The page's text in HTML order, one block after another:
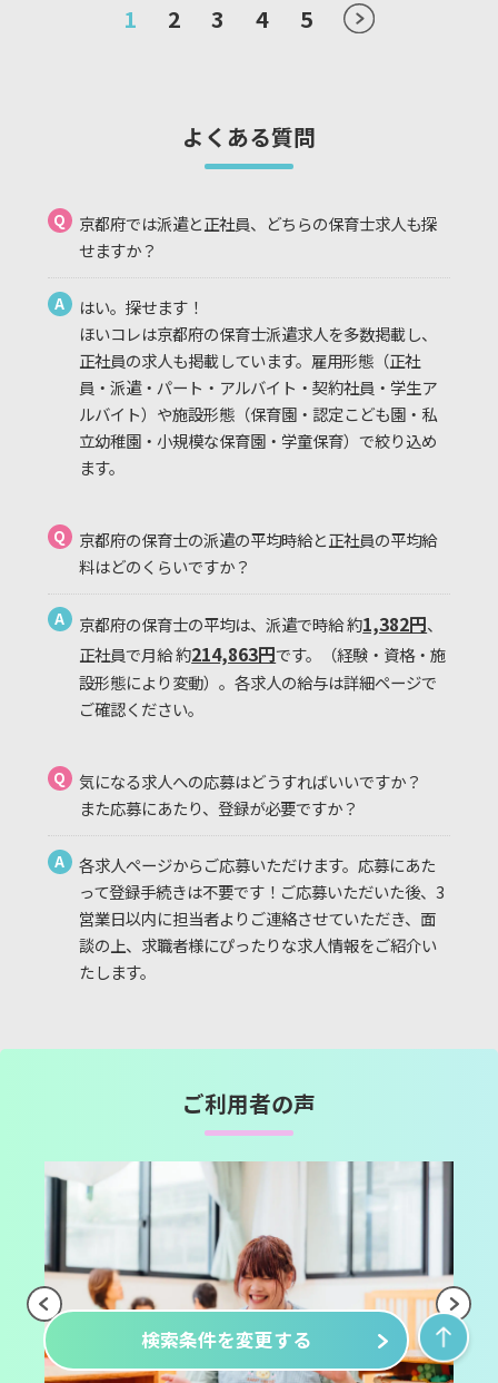
1 2 3 4 5
よくある質問
Q
京都府では派遣と正社員、どちらの保育士求人も探
せますか？
A
はい。探せます！
ほいコレは京都府の保育士派遣求人を多数掲載し、
正社員の求人も掲載しています。雇用形態（正社
員・派遣・パート・アルバイト・契約社員・学生ア
ルバイト）や施設形態（保育園・認定こども園・私
立幼稚園・小規模な保育園・学童保育）で絞り込め
ます。
Q
京都府の保育士の派遣の平均時給と正社員の平均給
料はどのくらいですか？
A 京都府の保育士の平均は、派遣で時給 約1,382円、
正社員で月給 約214,863円です。（経験・資格・施
設形態により変動）。各求人の給与は詳細ページで
ご確認ください。
Q
気になる求人への応募はどうすればいいですか？
また応募にあたり、登録が必要ですか？
A
各求人ページからご応募いただけます。応募にあた
って登録手続きは不要です！ご応募いただいた後、3
営業日以内に担当者よりご連絡させていただき、面
談の上、求職者様にぴったりな求人情報をご紹介い
たします。
ご利用者の声
検索条件を変更する